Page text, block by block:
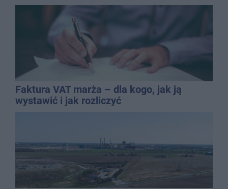
Faktura VAT marża – dla kogo, jak ją
wystawić i jak rozliczyć